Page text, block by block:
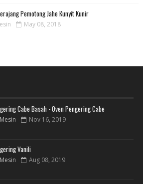
Pemotong Jahe Kunyit Kunir
May 08, 2018
Cabe Basah - Oven Pengering Cabe
Nov 16, 2019
Vanili
Aug 08, 2019